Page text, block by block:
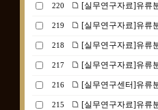
220 [실무연구자료]유류
219 [실무연구자료]유류
218 [실무연구자료]유류
217 [실무연구자료]유류
216 [실무연구센터]유류
215 [실무연구자료]유류